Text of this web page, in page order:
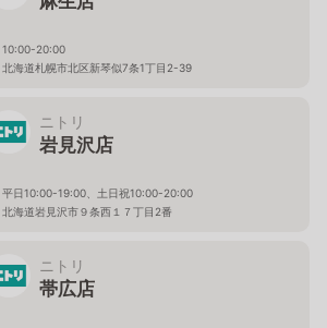
10:00-20:00
北海道札幌市北区新琴似7条1丁目2-39
ニトリ
岩見沢店
平日10:00-19:00、土日祝10:00-20:00
北海道岩見沢市９条西１７丁目2番
ニトリ
帯広店